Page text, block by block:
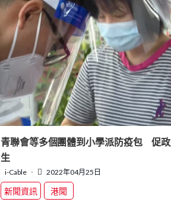
青聯會等多個團體到小學派防疫包 促
生
i-Cable 2022年04月25日
新聞資訊 港聞